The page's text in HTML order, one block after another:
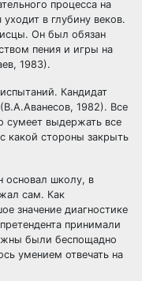
процесса на
в глубину веков.
Он был обязан
пения и игры на
1983).
Кандидат
1982). Все
сумеет выдержать все
какой стороны закрыть
основал школу, в
сам. Как
значение диагностике
принимали
были беспощадно
умением отвечать на